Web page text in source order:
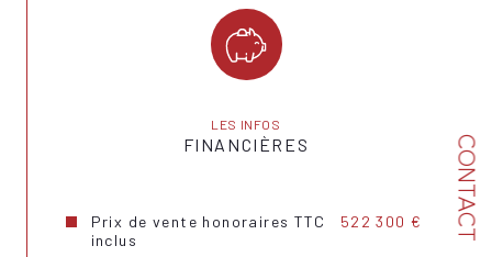
CONTACT
TRAD_TYPE_CHAUFF_CHAUDIERE
Exposition
Sud-Est
LES INFOS
FINANCIÈRES
Prix de vente honoraires TTC
inclus
522 300 €